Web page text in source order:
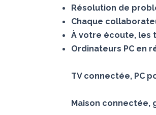
Résolution de
Chaque
À votre écoute, les
Ordinateurs PC en
TV connectée, PC
Maison connectée,